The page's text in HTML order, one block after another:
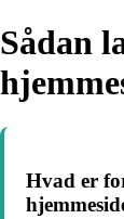
Sådan
Hvad er